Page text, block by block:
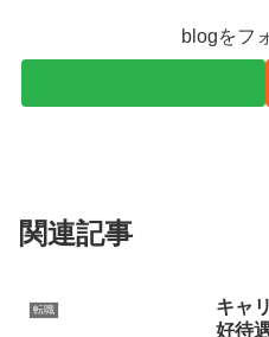
blogをフ
関連記事
転職
キャ
好待